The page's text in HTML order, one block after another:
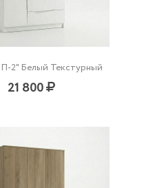
2" Белый Текстурный
21 800